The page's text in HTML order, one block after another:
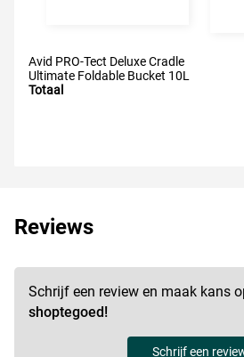
Avid PRO-Tect Deluxe Cradle
Ultimate Foldable Bucket 10L
Totaal
Reviews
Schrijf een review en maak kans
shoptegoed!
Schrijf een